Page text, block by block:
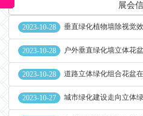
展会
2023-10-28 垂直绿化植物墙除视觉
2023-10-28 户外垂直绿化墙立体花
2023-10-28 道路立体绿化组合花盆
2023-10-27 城市绿化建设走向立体